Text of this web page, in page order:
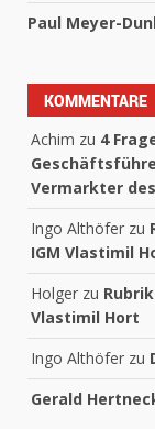
Paul Meyer-
KOMMENTARE
Achim zu 4
Vermarkter des
Ingo Althöfer zu
IGM Vlastimil
Holger zu
Vlastimil Hort
Ingo Althöfer zu
Gerald